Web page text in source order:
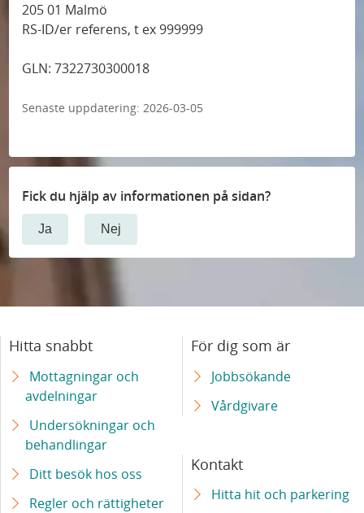
205 01 Malmö
RS-ID/er referens, t ex 999999
GLN: 7322730300018
Senaste uppdatering: 2026-03-05
Fick du hjälp av informationen på sidan?
Ja Nej
Hitta snabbt
Mottagningar och
avdelningar
Undersökningar och
behandlingar
Ditt besök hos oss
Regler och rättigheter
För dig som är
Jobbsökande
Vårdgivare
Kontakt
Hitta hit och parkering